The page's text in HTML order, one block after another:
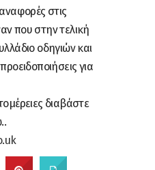
στις
που στην τελική
οδηγιών και
για
διαβάστε